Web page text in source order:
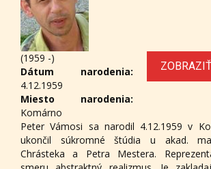
(1959 -)
Dátum narodenia:
4.12.1959
Miesto narodenia:
Komárno
Peter Vámosi sa narodil 4.12.1959 v
ukončil súkromné štúdia u akad.
Chrásteka a Petra Mestera.